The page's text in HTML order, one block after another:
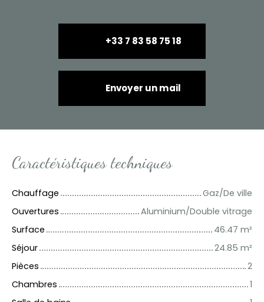
+33 7 83 58 75 18
Envoyer un mail
Caractéristiques techniques
Chauffage
Gaz/De ville
Ouvertures
Aluminium/Double vitrage
Surface
46.47 m²
Séjour
24.85 m²
Pièces
2
Chambres
1